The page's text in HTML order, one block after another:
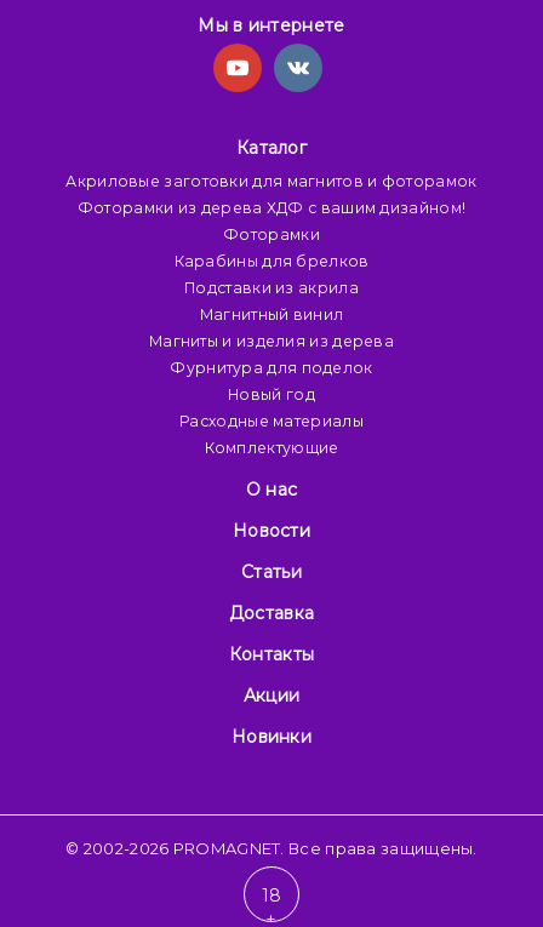
Мы в интернете
Каталог
Акриловые заготовки для магнитов и фоторамок
Фоторамки из дерева ХДФ с вашим дизайном!
Фоторамки
Карабины для брелков
Подставки из акрила
Магнитный винил
Магниты и изделия из дерева
Фурнитура для поделок
Новый год
Расходные материалы
Комплектующие
О нас
Новости
Статьи
Доставка
Контакты
Акции
Новинки
© 2002-2026 PROMAGNET. Все права защищены.
18
+